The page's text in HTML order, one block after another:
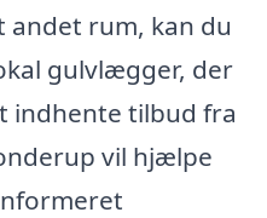
andet rum, kan du
gulvlægger, der
indhente tilbud fra
vil hjælpe